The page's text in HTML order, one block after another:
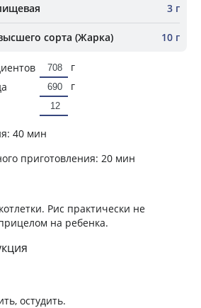
3 г
сорта (Жарка) 10 г
г
г
40 мин
приготовления: 20 мин
Рис практически не
на ребенка.
остудить.